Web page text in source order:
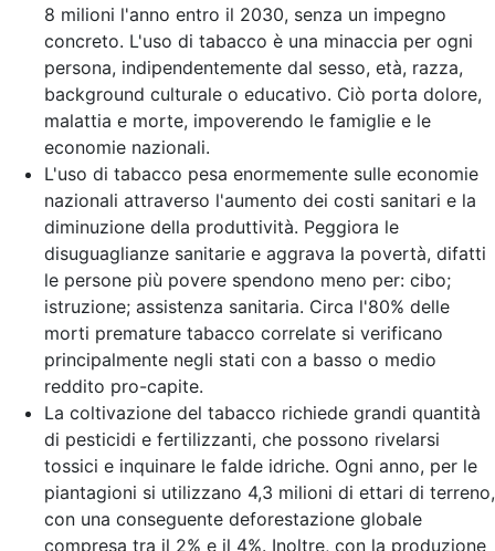
8 milioni l'anno entro il 2030, senza un impegno
concreto. L'uso di tabacco è una minaccia per ogni
persona, indipendentemente dal sesso, età, razza,
background culturale o educativo. Ciò porta dolore,
malattia e morte, impoverendo le famiglie e le
economie nazionali.
L'uso di tabacco pesa enormemente sulle economie
nazionali attraverso l'aumento dei costi sanitari e la
diminuzione della produttività. Peggiora le
disuguaglianze sanitarie e aggrava la povertà, difatti
le persone più povere spendono meno per: cibo;
istruzione; assistenza sanitaria. Circa l'80% delle
morti premature tabacco correlate si verificano
principalmente negli stati con a basso o medio
reddito pro-capite.
La coltivazione del tabacco richiede grandi quantità
di pesticidi e fertilizzanti, che possono rivelarsi
tossici e inquinare le falde idriche. Ogni anno, per le
piantagioni si utilizzano 4,3 milioni di ettari di terreno,
con una conseguente deforestazione globale
compresa tra il 2% e il 4%. Inoltre, con la produzione